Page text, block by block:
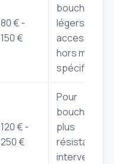
80 € -
150 €
bouchons
légers et
accessibles,
hors matériel
spécifique.
120 € -
250 €
Pour
bouchons
plus
résistants,
intervention